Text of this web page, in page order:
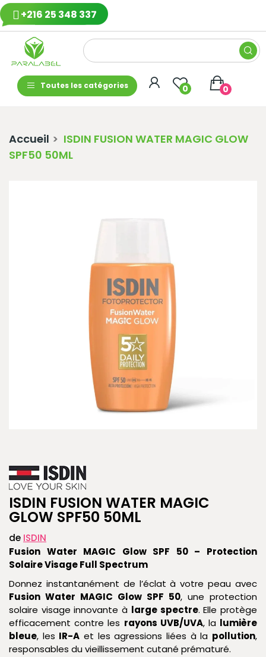
+216 25 348 337
Toutes les catégories 0 0
Accueil
ISDIN FUSION WATER MAGIC GLOW
SPF50 50ML
ISDIN FUSION WATER MAGIC
GLOW SPF50 50ML
de ISDIN
Fusion Water MAGIC Glow SPF 50 – Protection
Solaire Visage Full Spectrum
Donnez instantanément de l’éclat à votre peau avec
Fusion Water MAGIC Glow SPF 50, une protection
solaire visage innovante à large spectre. Elle protège
efficacement contre les rayons UVB/UVA, la lumière
bleue, les IR-A et les agressions liées à la pollution,
responsables du vieillissement cutané prématuré.